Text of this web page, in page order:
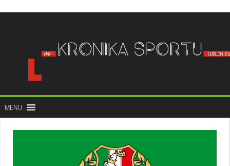
treści
MENU